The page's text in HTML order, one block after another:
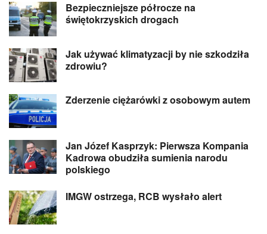
Bezpieczniejsze półrocze na
świętokrzyskich drogach
Jak używać klimatyzacji by nie szkodziła
zdrowiu?
Zderzenie ciężarówki z osobowym autem
Jan Józef Kasprzyk: Pierwsza Kompania
Kadrowa obudziła sumienia narodu
polskiego
IMGW ostrzega, RCB wysłało alert